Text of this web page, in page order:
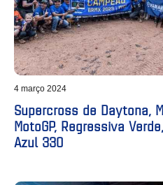
4 março 2024
Supercross de Daytona,
MotoGP, Regressiva Verde, Amarela e Azul – Giro
Azul 330